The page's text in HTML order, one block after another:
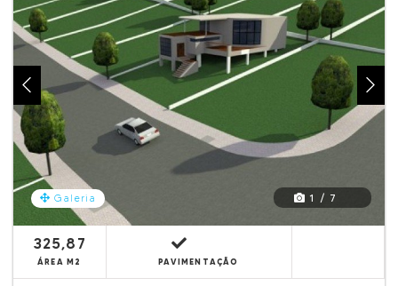
Galeria 1 / 7
325,87
ÁREA M2 PAVIMENTAÇÃO